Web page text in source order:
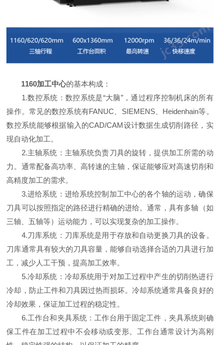
1160加工中心的基本构成：
1.数控系统：数控系统是“大脑”，通过程序控制机床的所有
操作。常见的数控系统有FANUC、SIEMENS、Heidenhain等。
数控系统能够根据输入的CAD/CAM设计数据生成切削路径，实
现自动化加工。
2.主轴系统：主轴系统负责刀具的旋转，提供加工所需的动
力。通常配备高功率、高转速的主轴，保证能够应对高速切削和
高精度加工的需求。
3.进给系统：进给系统控制加工中心的各个轴的运动，确保
刀具可以按照指定的路径进行精确的进给。通常，具有多轴（如
三轴、五轴等）运动能力，可以实现复杂的加工操作。
4.刀库系统：刀库系统是用于存放和自动更换刀具的设备。
刀库通常具有较大的刀具容量，能够自动选择合适的刀具进行加
工，减少人工干预，提高加工效率。
5.冷却系统：冷却系统用于对加工过程中产生的切削热进行
冷却，防止工件和刀具因过热而损坏。冷却系统通常具备良好的
冷却效果，保证加工过程的稳定性。
6.工作台和夹具系统：工作台用于固定工件，夹具系统则确
保工件在加工过程中不会移动或变形。工作台通常设计为高刚